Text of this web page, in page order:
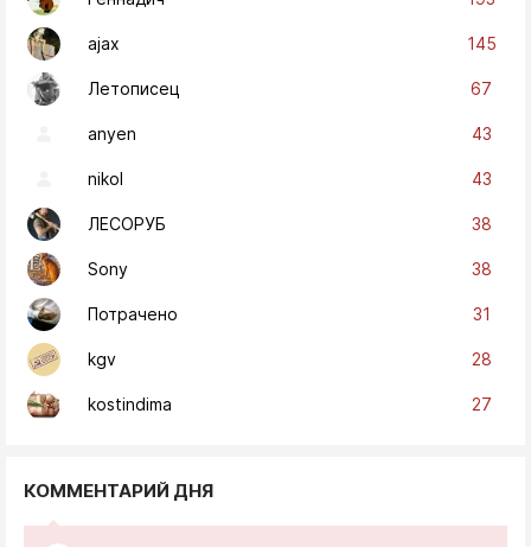
ajax 145
Летописец 67
anyen 43
nikol 43
ЛЕСОРУБ 38
Sony 38
Потрачено 31
kgv 28
kostindima 27
КОММЕНТАРИЙ ДНЯ